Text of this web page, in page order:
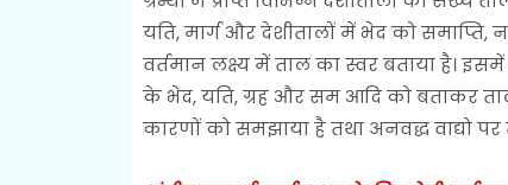
यति, मार्ग और देशीतालों में भेद को समाप्ति,
वर्तमान लक्ष्य में ताल का स्वर बताया है।
के भेद, यति, ग्रह और सम आदि को बताकर
कारणों को समझाया है तथा अनवद्ध वाद्यो